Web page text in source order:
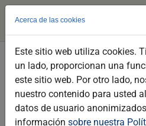
Saltar
contenido
principal
Sala Compañía
_PUNTOS DE INTERÉS / MONUMENTAL /
Acerca de las cookies
Este sitio web utiliza cookies.
un lado, proporcionan una
este sitio web. Por otro lado,
nuestro contenido para usted
datos de usuario
información sobre nuestra